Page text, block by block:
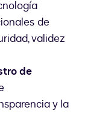
de
validez
de
y la